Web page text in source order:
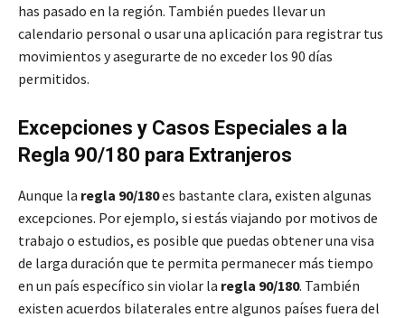
has pasado en la región. También puedes llevar un
calendario personal o usar una aplicación para registrar tus
movimientos y asegurarte de no exceder los 90 días
permitidos.
Excepciones y Casos Especiales a la
Regla 90/180 para Extranjeros
Aunque la regla 90/180es bastante clara, existen algunas
excepciones. Por ejemplo, si estás viajando por motivos de
trabajo o estudios, es posible que puedas obtener una visa
de larga duración que te permita permanecer más tiempo
en un país específico sin violar la regla 90/180. También
existen acuerdos bilaterales entre algunos países fuera del